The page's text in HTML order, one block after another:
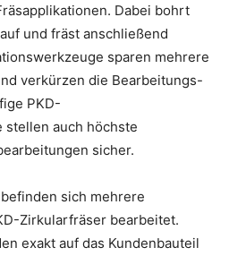
Dabei bohrt
und fräst anschließend
sparen mehrere
verkürzen die Bearbeitungs-
PKD-
stellen auch höchste
sicher.
sich mehrere
Zirkularfräser bearbeitet.
exakt auf das Kundenbauteil